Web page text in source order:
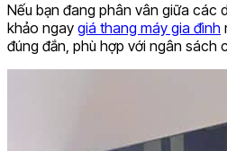
Nếu bạn đang phân vân giữa các
khảo ngay giá thang máy gia đình
đúng đắn, phù hợp với ngân sách